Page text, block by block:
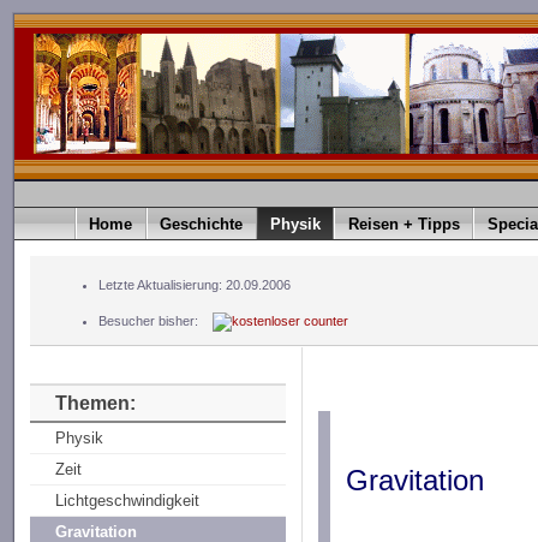
Home Geschichte Physik Reisen + Tipps
Letzte Aktualisierung: 20.09.2006
Besucher bisher:
Themen:
Physik
Zeit
Lichtgeschwindigkeit
Gravitation
Gravitation